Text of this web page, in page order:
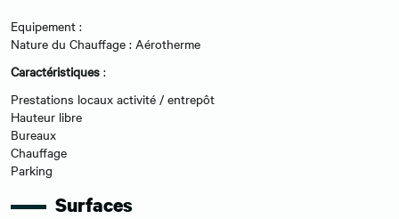
Equipement :
Nature du Chauffage : Aérotherme
Caractéristiques :
Prestations locaux activité / entrepôt
Hauteur libre
Bureaux
Chauffage
Parking
Surfaces